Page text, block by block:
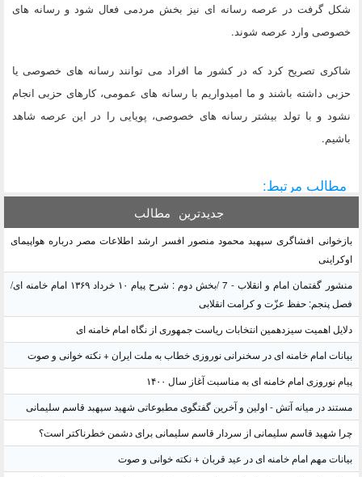
شکل گرفت در عرصه رسانه ای نیز بخش مردمی فعال شود و رسانه های
خصوصی وارد عرصه شوند.
شاکری تصریح کرد که در کشور ما افراد می توانند رسانه های خصوصی یا
حزبی داشته باشند و ما امیدواریم با رسانه های عمومی، کارهای حزبی انجام
نشود و با تولد بیشتر رسانه های خصوصی، پویایی را در این عرصه شاهد
باشیم.
مطالب مرتبط:
جدیدترین مطالب
بازخوانی افشاگری سپهبد محمود منصور افسر ارشد اطلاعات مصر درباره هواپیمای
اوکراینی
منشور گفتمان امام و انقلاب - 7 /بخش دوم : شرح پیام ۱۰ خرداد ۱۳۶۹ امام خامنه ای/
فصل پنجم: حفظ عزّت و کرامت انقلابی
دلایل اهمیت سیزدهمین انتخابات ریاست جمهوری از نگاه امام خامنه ای
بیانات امام خامنه ای در سخنرانی نوروزی خطاب به ملت ایران + نکته خوانی و صوت
پیام نوروزی امام خامنه ای به مناسبت آغاز سال ۱۴۰۰
مستند در میانه آتش - اولین و آخرین گفتگوی مطبوعاتی شهید سپهبد قاسم سلیمانی
چرا شهید قاسم سلیمانی از سردار قاسم سلیمانی برای دشمن خطرناکتر است؟
بیانات مهم امام خامنه ای در عید قربان + نکته خوانی و صوت